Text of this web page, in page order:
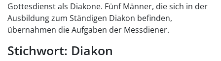
Gottesdienst als Diakone. Fünf Männer, die sich in der
Ausbildung zum Ständigen Diakon befinden,
übernahmen die Aufgaben der Messdiener.
Stichwort: Diakon